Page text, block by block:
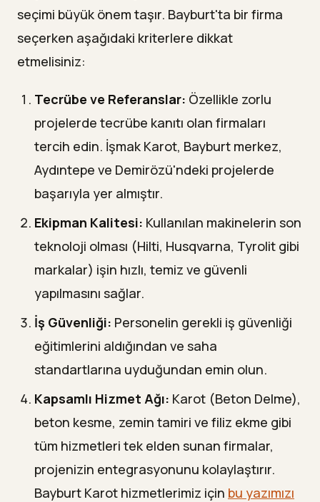
seçimi büyük önem taşır. Bayburt'ta bir firma
seçerken aşağıdaki kriterlere dikkat
etmelisiniz:
Tecrübe ve Referanslar: Özellikle zorlu
projelerde tecrübe kanıtı olan firmaları
tercih edin. İşmak Karot, Bayburt merkez,
Aydıntepe ve Demirözü'ndeki projelerde
başarıyla yer almıştır.
Ekipman Kalitesi: Kullanılan makinelerin son
teknoloji olması (Hilti, Husqvarna, Tyrolit gibi
markalar) işin hızlı, temiz ve güvenli
yapılmasını sağlar.
İş Güvenliği: Personelin gerekli iş güvenliği
eğitimlerini aldığından ve saha
standartlarına uyduğundan emin olun.
Kapsamlı Hizmet Ağı: Karot (Beton Delme),
beton kesme, zemin tamiri ve filiz ekme gibi
tüm hizmetleri tek elden sunan firmalar,
projenizin entegrasyonunu kolaylaştırır.
Bayburt Karot hizmetlerimiz için bu yazımızı